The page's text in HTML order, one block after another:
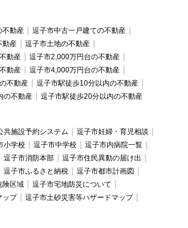
不動産
逗子市中古一戸建ての不動産
動産
逗子市土地の不動産
動産
逗子市2,000万円台の不動産
動産
逗子市4,000万円台の不動産
不動産
逗子市駅徒歩10分以内の不動産
の不動産
逗子市駅徒歩20分以内の不動産
共施設予約システム
逗子市妊婦・育児相談
小学校 逗子市中学校
逗子市内病院一覧
逗子市消防本部
逗子市住民異動の届け出
逗子市ふるさと納税
逗子市都市計画図
険区域
逗子市宅地防災について
ップ
逗子市土砂災害等ハザードマップ